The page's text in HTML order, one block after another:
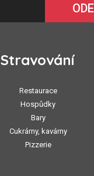
Stravování
Restaurace
Hospůdky
Bary
Cukrárny, kavárny
Pizzerie